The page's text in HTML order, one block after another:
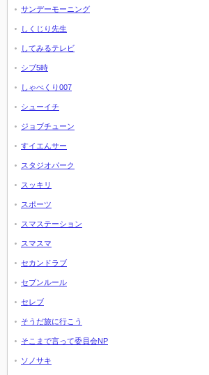
サンデーモーニング
しくじり先生
してみるテレビ
シブ5時
しゃべくり007
シューイチ
ジョブチューン
すイエんサー
スタジオパーク
スッキリ
スポーツ
スマステーション
スマスマ
セカンドラブ
セブンルール
セレブ
そうだ旅に行こう
そこまで言って委員会NP
ソノサキ